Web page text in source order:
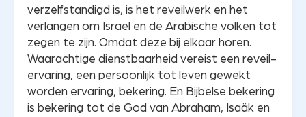
verzelfstandigd is, is het reveilwerk en het
verlangen om Israël en de Arabische volken tot
zegen te zijn. Omdat deze bij elkaar horen.
Waarachtige dienstbaarheid vereist een reveil-
ervaring, een persoonlijk tot leven gewekt
worden ervaring, bekering. En Bijbelse bekering
is bekering tot de God van Abraham, Isaäk en